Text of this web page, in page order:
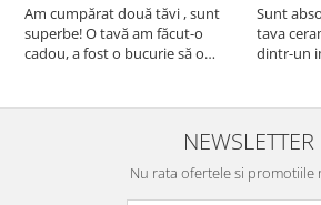
Am cumpărat două tăvi , sunt
superbe! O tavă am făcut-o
cadou, a fost o bucurie să o
este o plăcere să o folosim, are
Sunt
tava
dintr-un
pete de
Aceasta
NEWSLETTER
Nu rata ofertele si promotiile